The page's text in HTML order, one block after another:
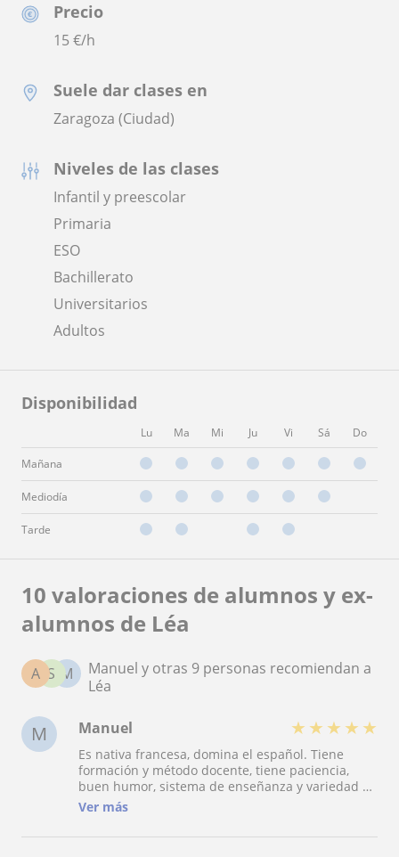
Precio
15€/h
Suele dar clases en
Zaragoza (Ciudad)
Niveles de las clases
Infantil y preescolar
Primaria
ESO
Bachillerato
Universitarios
Adultos
Disponibilidad
Lu Ma Mi Ju Vi Sá Do
Mañana
Mediodía
Tarde
10 valoraciones de alumnos y ex-
alumnos de Léa
M
S
A
Manuel y otras 9 personas recomiendan a
Léa
M Manuel ★ ★ ★ ★ ★
Es nativa francesa, domina el español. Tiene
formación y método docente, tiene paciencia,
buen humor, sistema de enseñanza y variedad de
recursos. Esta capacitada para adaptarse al nivel
ideas claras y se explica con sencillez y claridad.
Ver más